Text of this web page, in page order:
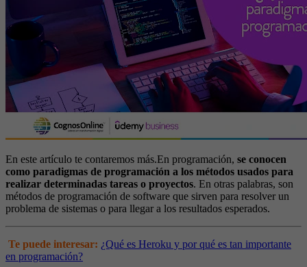
En este artículo te contaremos más.En programación, se conocen
como paradigmas de programación a los métodos usados para
realizar determinadas tareas o proyectos. En otras palabras, son
métodos de programación de software que sirven para resolver un
problema de sistemas o para llegar a los resultados esperados.
Te puede interesar: ¿Qué es Heroku y por qué es tan importante
en programación?